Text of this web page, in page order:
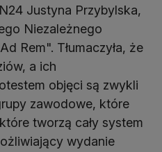
Justyna Przybylska,
Niezależnego
Rem". Tłumaczyła, że
a ich
objęci są zwykli
zawodowe, które
tworzą cały system
wydanie